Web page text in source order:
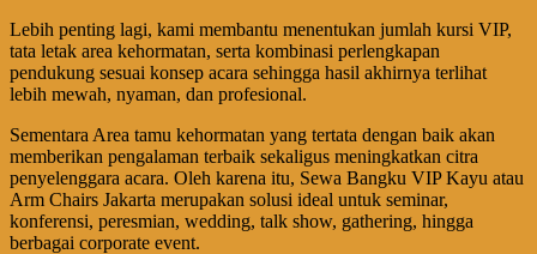
Lebih penting lagi, kami membantu menentukan jumlah kursi VIP,
tata letak area kehormatan, serta kombinasi perlengkapan
pendukung sesuai konsep acara sehingga hasil akhirnya terlihat
lebih mewah, nyaman, dan profesional.
Sementara Area tamu kehormatan yang tertata dengan baik akan
memberikan pengalaman terbaik sekaligus meningkatkan citra
penyelenggara acara. Oleh karena itu, Sewa Bangku VIP Kayu atau
Arm Chairs Jakarta merupakan solusi ideal untuk seminar,
konferensi, peresmian, wedding, talk show, gathering, hingga
berbagai corporate event.